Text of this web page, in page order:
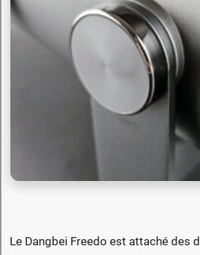
Le Dangbei Freedo est attaché des